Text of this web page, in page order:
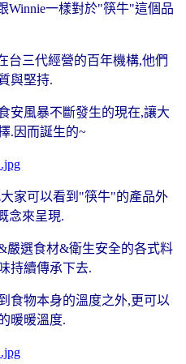
Winnie一樣對於"筷牛"這個品
台三代經營的百年機構,他們
與堅持.
安風暴不斷發生的現在,讓大
.因而誕生的~
大家可以看到"筷牛"的產品外
念來呈現.
嚴選食材&衛生安全的各式料
持續傳承下去.
食物本身的溫度之外,更可以
暖暖溫度.